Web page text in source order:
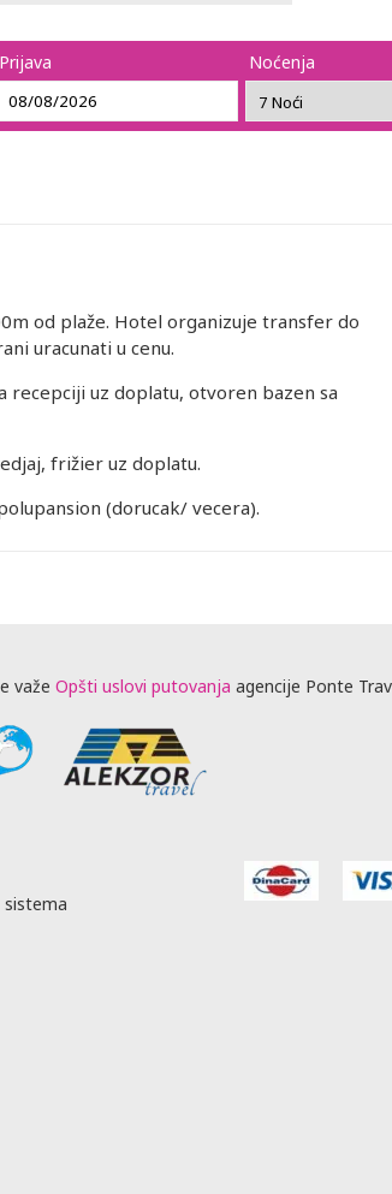
Prijava Noćenja
od plaže. Hotel organizuje transfer do
uracunati u cenu.
recepciji uz doplatu, otvoren bazen sa
frižier uz doplatu.
(dorucak/ vecera).
važe Opšti uslovi putovanja agencije Ponte
sistema